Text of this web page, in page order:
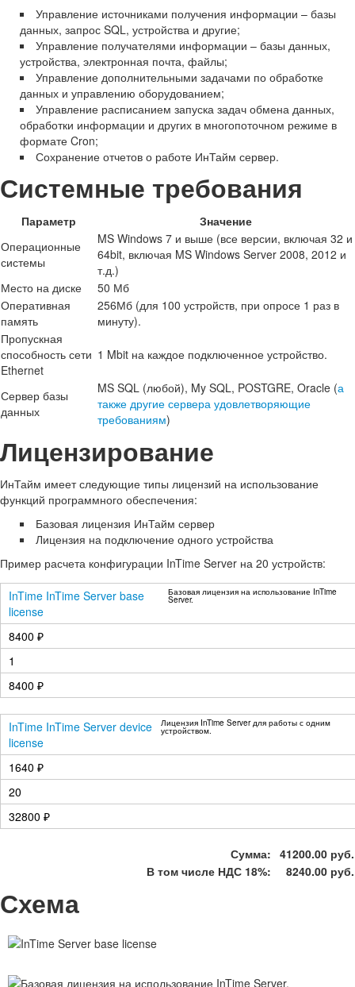
Управление источниками получения информации – базы
данных, запрос SQL, устройства и другие;
Управление получателями информации – базы данных,
устройства, электронная почта, файлы;
Управление дополнительными задачами по обработке
данных и управлению оборудованием;
Управление расписанием запуска задач обмена данных,
обработки информации и других в многопоточном режиме в
формате Cron;
Сохранение отчетов о работе ИнТайм сервер.
Системные требования
Параметр
Значение
Операционные
системы
MS Windows 7 и выше (все версии, включая 32 и
64bit, включая MS Windows Server 2008, 2012 и
т.д.)
Место на диске
50 Мб
Оперативная
память
256Мб (для 100 устройств, при опросе 1 раз в
минуту).
Пропускная
способность сети
Ethernet
1 Mbit на каждое подключенное устройство.
Сервер базы
данных
MS SQL (любой), My SQL, POSTGRE, Oracle (а
также другие сервера удовлетворяющие
требованиям)
Лицензирование
ИнТайм имеет следующие типы лицензий на использование
функций программного обеспечения:
Базовая лицензия ИнТайм сервер
Лицензия на подключение одного устройства
Пример расчета конфигурации InTime Server на 20 устройств:
InTime InTime Server base
license
Базовая лицензия на использование InTime
Server.
8400 ₽
1
8400 ₽
InTime InTime Server device
license
Лицензия InTime Server для работы с одним
устройством.
1640 ₽
20
32800 ₽
Сумма: 41200.00 руб.
В том числе НДС 18%:
8240.00 руб.
Схема